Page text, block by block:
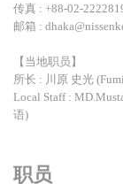
传真 : +88-02-
邮箱 :
【当地职员】
所长 : 川原 史光
Local Staff :
语)
职员